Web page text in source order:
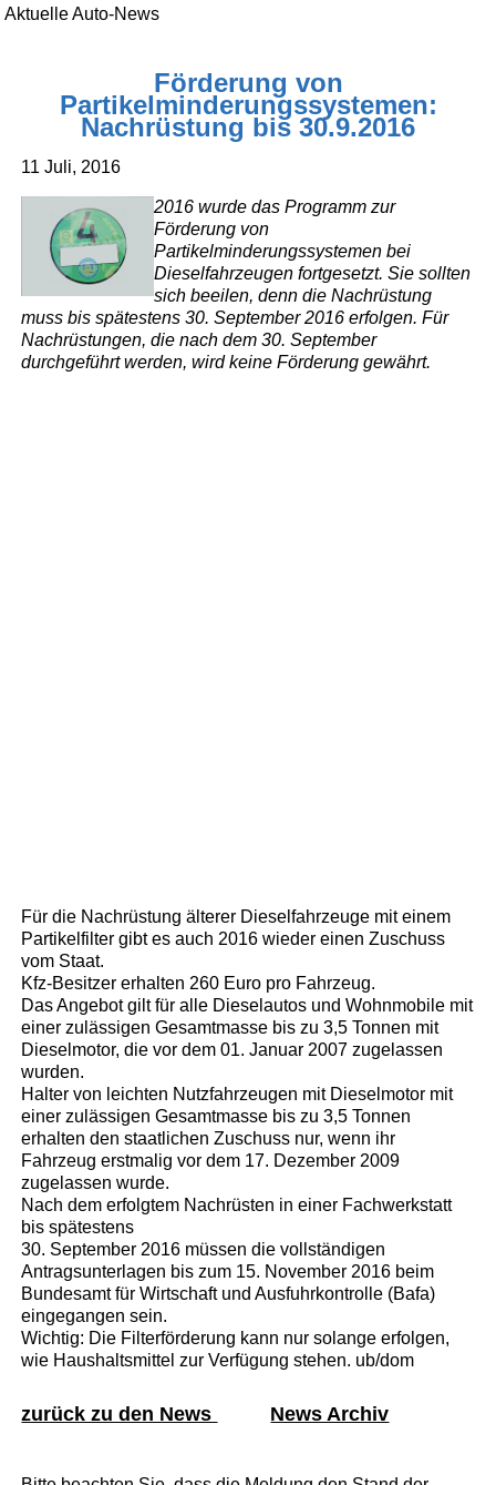
Aktuelle Auto-News
Förderung von
Partikelminderungssystemen:
Nachrüstung bis 30.9.2016
11 Juli, 2016
2016 wurde das Programm zur
Förderung von
Partikelminderungssystemen bei
Dieselfahrzeugen fortgesetzt. Sie sollten
sich beeilen, denn die Nachrüstung
muss bis spätestens 30. September 2016 erfolgen. Für
Nachrüstungen, die nach dem 30. September
durchgeführt werden, wird keine Förderung gewährt.
Für die Nachrüstung älterer Dieselfahrzeuge mit einem
Partikelfilter gibt es auch 2016 wieder einen Zuschuss
vom Staat.
Kfz-Besitzer erhalten 260 Euro pro Fahrzeug.
Das Angebot gilt für alle Dieselautos und Wohnmobile mit
einer zulässigen Gesamtmasse bis zu 3,5 Tonnen mit
Dieselmotor, die vor dem 01. Januar 2007 zugelassen
wurden.
Halter von leichten Nutzfahrzeugen mit Dieselmotor mit
einer zulässigen Gesamtmasse bis zu 3,5 Tonnen
erhalten den staatlichen Zuschuss nur, wenn ihr
Fahrzeug erstmalig vor dem 17. Dezember 2009
zugelassen wurde.
Nach dem erfolgtem Nachrüsten in einer Fachwerkstatt
bis spätestens
30. September 2016 müssen die vollständigen
Antragsunterlagen bis zum 15. November 2016 beim
Bundesamt für Wirtschaft und Ausfuhrkontrolle (Bafa)
eingegangen sein.
Wichtig: Die Filterförderung kann nur solange erfolgen,
wie Haushaltsmittel zur Verfügung stehen. ub/dom
zurück zu den News News Archiv